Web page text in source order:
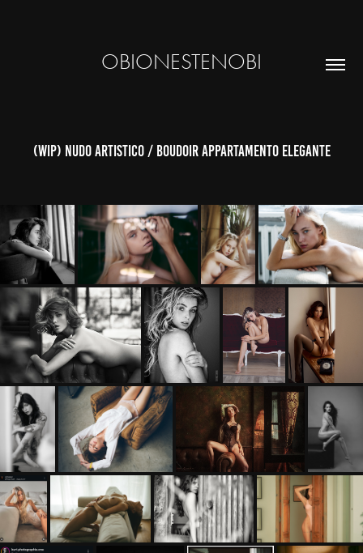
OBIONESTENOBI
(WIP) Nudo artistico / boudoir appartamento elegante